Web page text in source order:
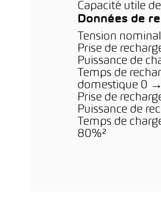
Capacité utile
Données de
Tension
Prise de
Puissance de
Temps de
domestique 0
Prise de
Puissance de
Temps de
80%²